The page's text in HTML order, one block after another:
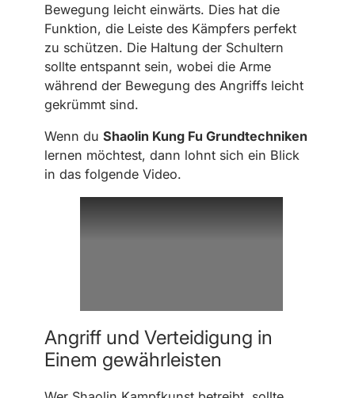
Bewegung leicht einwärts. Dies hat die
Funktion, die Leiste des Kämpfers perfekt
zu schützen. Die Haltung der Schultern
sollte entspannt sein, wobei die Arme
während der Bewegung des Angriffs leicht
gekrümmt sind.
Wenn du Shaolin Kung Fu Grundtechniken
lernen möchtest, dann lohnt sich ein Blick
in das folgende Video.
Angriff und Verteidigung in
Einem gewährleisten